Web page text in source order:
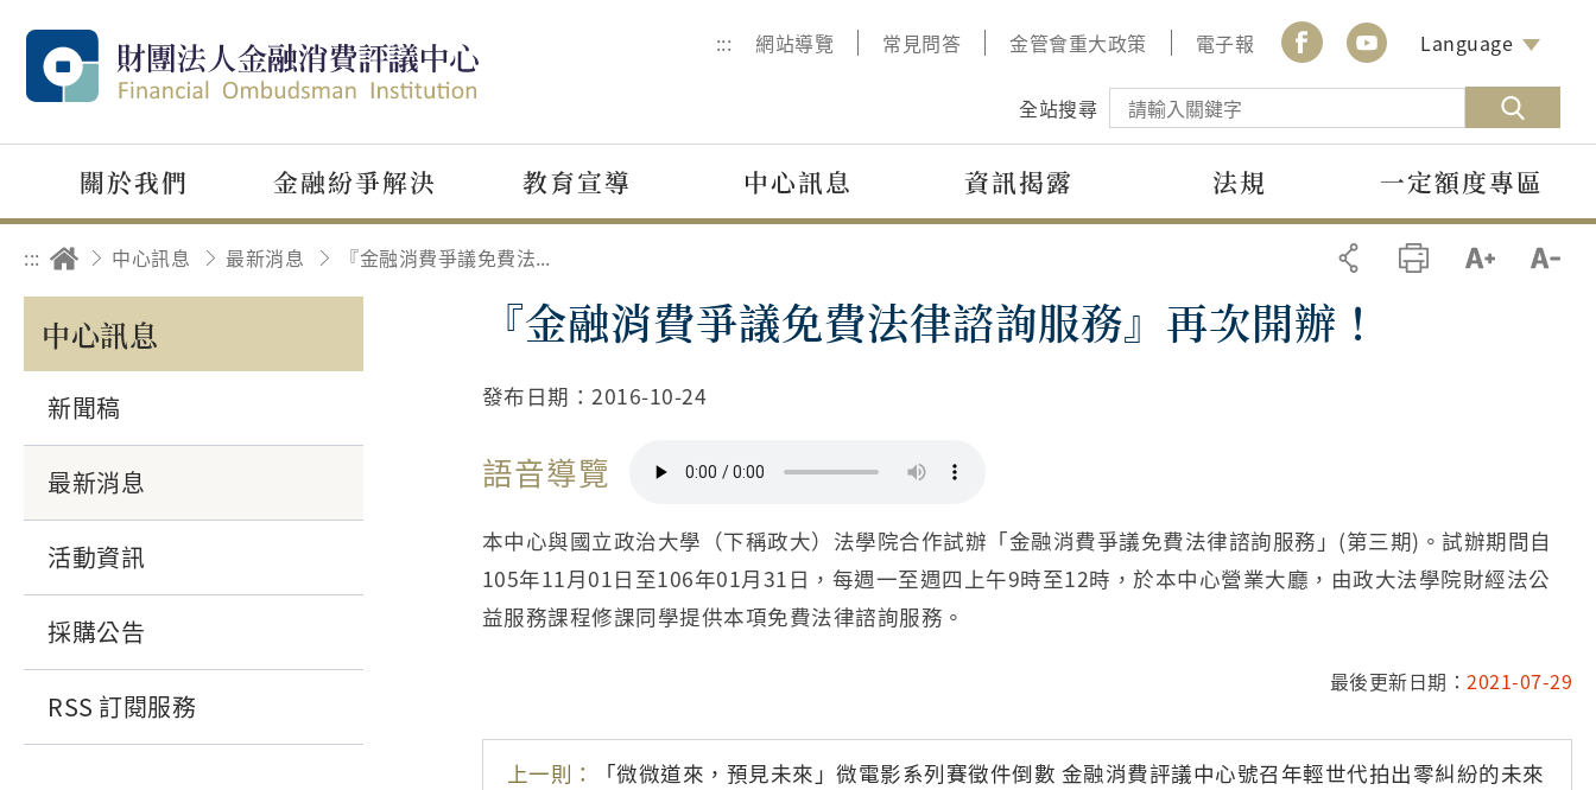
::: 網站導覽 常見問答 金管會重大政策 電子報 Language
全站搜尋
關於我們 金融紛爭解決 教育宣導 中心訊息 資訊揭露 法規 一定額度專區
::: 中心訊息 最新消息 『金融消費爭議免費法律諮詢服務』再次開辦！
中心訊息
新聞稿
最新消息
活動資訊
採購公告
RSS 訂閱服務
『金融消費爭議免費法律諮詢服務』再次開辦！
發布日期：2016-10-24
語音導覽
本中心與國立政治大學（下稱政大）法學院合作試辦「金融消費爭議免費法律諮詢服務」(第三期)。試辦期間自
105年11月01日至106年01月31日，每週一至週四上午9時至12時，於本中心營業大廳，由政大法學院財經法公
益服務課程修課同學提供本項免費法律諮詢服務。
最後更新日期： 2021-07-29
上一則：
「微微道來，預見未來」微電影系列賽徵件倒數 金融消費評議中心號召年輕世代拍出零糾紛的未來